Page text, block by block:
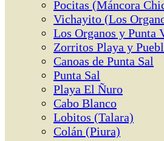
Pocitas (Máncora
Vichayito (Los
Los Organos y Punta
Zorritos Playa y
Canoas de Punta Sal
Punta Sal
Playa El Ñuro
Cabo Blanco
Lobitos (Talara)
Colán (Piura)